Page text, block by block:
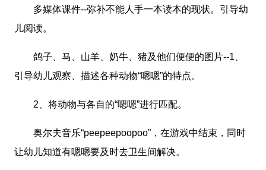
多媒体课件--弥补不能人手一本读本的现状。引导幼
儿阅读。
鸽子、马、山羊、奶牛、猪及他们便便的图片--1、
引导幼儿观察、描述各种动物“嗯嗯”的特点。
2、将动物与各自的“嗯嗯”进行匹配。
奥尔夫音乐“peepeepoopoo”，在游戏中结束，同时
让幼儿知道有嗯嗯要及时去卫生间解决。